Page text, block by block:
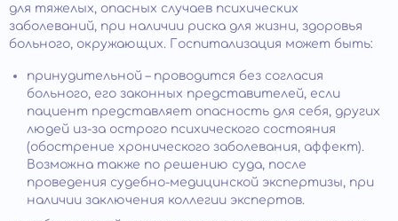
для тяжелых, опасных случаев психических
заболеваний, при наличии риска для жизни, здоровья
больного, окружающих. Госпитализация может быть:
принудительной – проводится без согласия
больного, его законных представителей, если
пациент представляет опасность для себя, других
людей из-за острого психического состояния
(обострение хронического заболевания, аффект).
Возможна также по решению суда, после
проведения судебно-медицинской экспертизы, при
наличии заключения коллегии экспертов.